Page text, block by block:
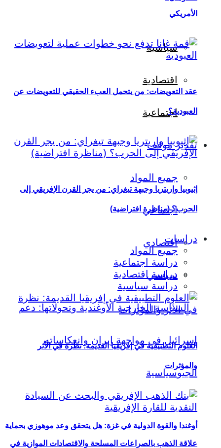
سياسية
اقتصادية
اجتماعية
تقدير موقف
جميع المواد
اجتماعي
اقتصادي
سياسي
أوغندا والقوة الدولية في غزة: هل يتحقق وعد موهوزي بحماية
الأمريكي
عقد التعويضات: من يتحمل العبء الحقيقي للتعويضات عن
العبودية؟
إثيوبيا وإريتريا وجبهة تيغراي: من يجر القرن الإفريقي إلى
الحرب؟ (مناظرة افتراضية)
دراسات
جميع المواد
دراسة اجتماعية
دراسة اقتصادية
دراسة سياسية
العلوم التطبيقية في إفريقيا القديمة: نظرة في الأثر
والمؤثرات
علاقة الذهب بالصراعات المسلحة والاقتصادات الموازية في